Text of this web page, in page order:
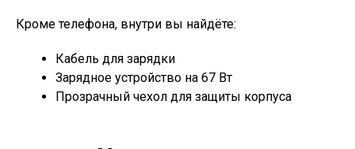
Кроме телефона, внутри вы найдёте:
Кабель для зарядки
Зарядное устройство на 67 Вт
Прозрачный чехол для защиты корпуса